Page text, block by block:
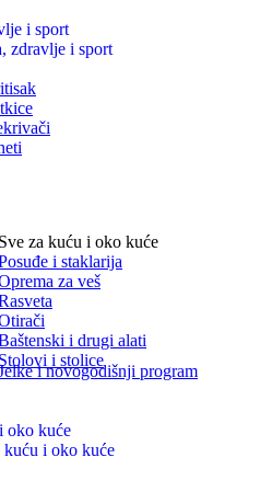
i sport
zdravlje i sport
Sve za kuću i oko kuće
i staklarija
za veš
i drugi alati
Stolovi i stolice
i novogodišnji program
oko kuće
kuću i oko kuće